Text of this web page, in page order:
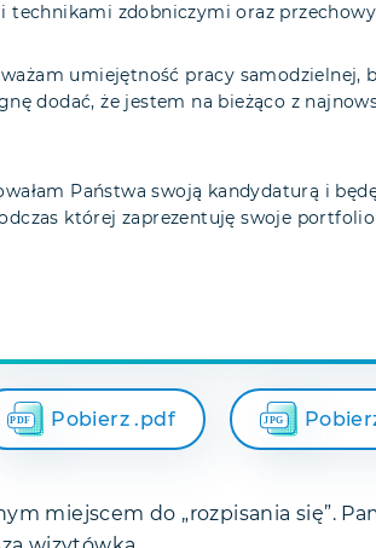
technikami zdobniczymi oraz
umiejętność pracy samodzielnej,
dodać, że jestem na bieżąco z
Państwa swoją kandydaturą i
której zaprezentuję swoje
Pobierz .pdf
miejscem do „rozpisania się”.